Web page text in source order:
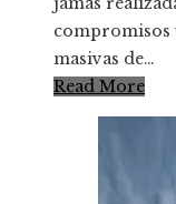
compromisos
masivas de…
Read More